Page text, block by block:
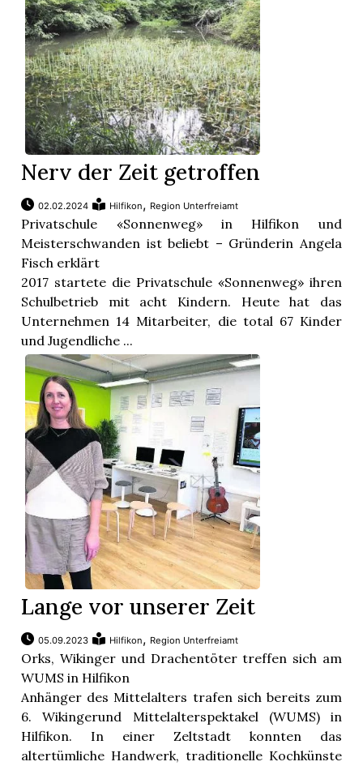
Nerv der Zeit getroffen
02.02.2024 Hilfikon, Region Unterfreiamt
Privatschule «Sonnenweg» in Hilfikon und
Meisterschwanden ist beliebt – Gründerin Angela
Fisch erklärt
2017 startete die Privatschule «Sonnenweg» ihren
Schulbetrieb mit acht Kindern. Heute hat das
Unternehmen 14 Mitarbeiter, die total 67 Kinder
und Jugendliche ...
Lange vor unserer Zeit
05.09.2023 Hilfikon, Region Unterfreiamt
Orks, Wikinger und Drachentöter treffen sich am
WUMS in Hilfikon
Anhänger des Mittelalters trafen sich bereits zum
6. Wikingerund Mittelalterspektakel (WUMS) in
Hilfikon. In einer Zeltstadt konnten das
altertümliche Handwerk, traditionelle Kochkünste